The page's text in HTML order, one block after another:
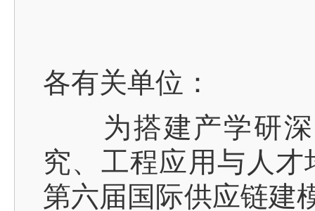
各有关单位：
为搭建产学研深
究、工程应用与人
第六届国际供应链建